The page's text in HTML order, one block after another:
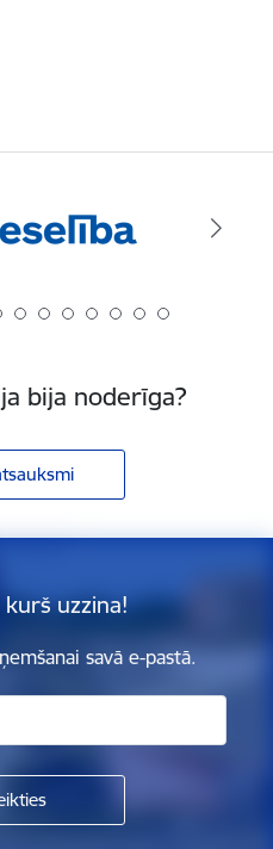
bija noderīga?
kurš uzzina!
savā e-pastā.